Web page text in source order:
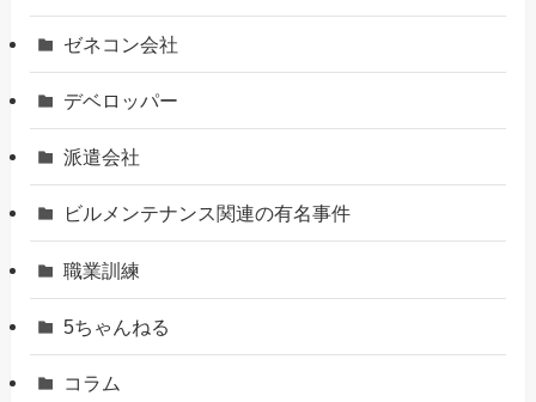
ゼネコン会社
デベロッパー
派遣会社
ビルメンテナンス関連の有名事件
職業訓練
5ちゃんねる
コラム